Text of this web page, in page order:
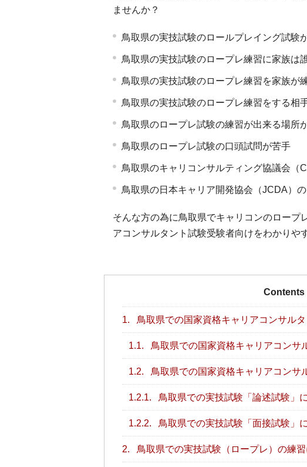
ませんか？
鳥取県の実技試験のロールプレイング試験
鳥取県の実技試験のロープレ練習に家族は
鳥取県の実技試験のロープレ練習を家族が
鳥取県の実技試験のロープレ練習をする相
鳥取県のロープレ試験の練習が出来る場所
鳥取県のロープレ試験の口頭試問が苦手
鳥取県のキャリコンサルティング協議会（
鳥取県の日本キャリア開発協会（JCDA）
そんな方の為に鳥取県でキャリコンのロープ
アコンサルタント試験受験者向けをわかりや
Contents
1. 鳥取県での国家資格キャリアコンサル
1.1. 鳥取県での国家資格キャリアコンサ
1.2. 鳥取県での国家資格キャリアコンサ
1.2.1. 鳥取県での実技試験「論述試験」
1.2.2. 鳥取県での実技試験「面接試験」
2. 鳥取県での実技試験（ロープレ）の練